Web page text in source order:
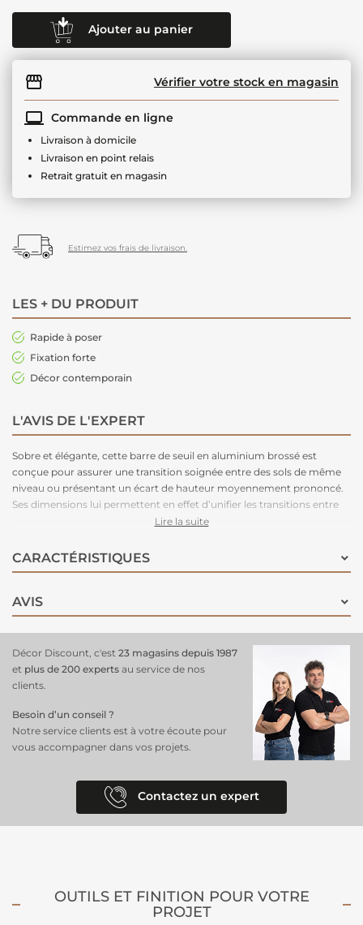
Ajouter au panier
Vérifier votre stock en magasin
Commande en ligne
Livraison à domicile
Livraison en point relais
Retrait gratuit en magasin
Estimez vos frais de livraison.
LES + DU PRODUIT
Rapide à poser
Fixation forte
Décor contemporain
L'AVIS DE L'EXPERT
Sobre et élégante, cette barre de seuil en aluminium brossé est
conçue pour assurer une transition soignée entre des sols de même
niveau ou présentant un écart de hauteur moyennement prononcé.
Ses dimensions lui permettent en effet d’unifier les transitions entre
deux espaces . Dotée d’un système de fixation invisible, la pose de
son système de pose adhésif situé sur sa face inférieure, cette barre
de seuil de rattrapage de niveau est facile et rapide à poser.
Lire la suite
CARACTÉRISTIQUES
AVIS
Décor Discount, c'est 23 magasins depuis 1987
et plus de 200 experts au service de nos
clients.
Besoin d’un conseil ?
Notre service clients est à votre écoute pour
vous accompagner dans vos projets.
Contactez un expert
OUTILS ET FINITION POUR VOTRE
PROJET